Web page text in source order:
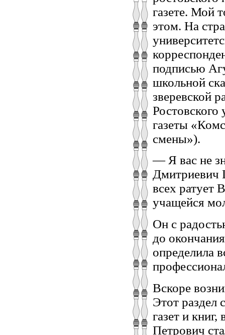
газете. Мой
этом. На
подписью
школьной
зверевской
Ростовского
газеты
смены»).
— Я вас не
Дмитриевич
всех ратует
учащейся
Он с
до
определила
Вскоре
Этот раздел
газет и
Петрович